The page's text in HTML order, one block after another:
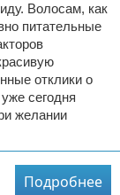
Волосам, как
питательные
отклики о
сегодня
желании
Подробнее